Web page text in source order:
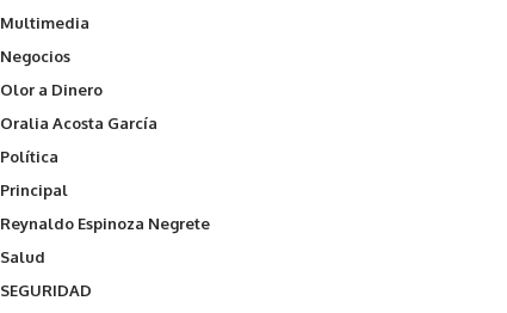
Multimedia
Negocios
Olor a Dinero
Oralia Acosta García
Política
Principal
Reynaldo Espinoza Negrete
Salud
SEGURIDAD